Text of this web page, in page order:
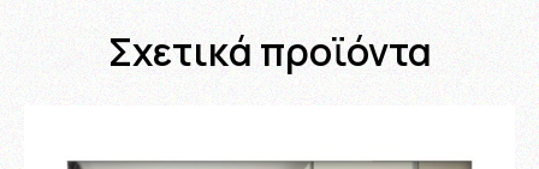
Σχετικά προϊόντα